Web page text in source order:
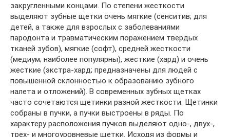
закругленными концами. По степени жесткости
выделяют зубные щетки очень мягкие (сенситив; для
детей, а также для взрослых с заболеваниями
пародонта и травматическим поражением твердых
тканей зубов), мягкие (софт), средней жесткости
(медиум; наиболее популярны), жесткие (хард) и очень
жесткие (экстра-хард; предназначены для людей с
повышенной склонностью к образованию зубного
налета и отложений). В современных зубных щетках
часто сочетаются щетинки разной жесткости. Щетинки
собраны в пучки, а пучки выстроены в ряды. По
характеру расположения пучков выделяют одно-, двух-,
трех- и многоуровневые щетки. Исходя из формы и